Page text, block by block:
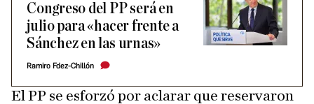
Congreso del PP será en
julio para «hacer frente a
Sánchez en las urnas»
Ramiro Fdez-Chillón
El PP se esforzó por aclarar que reservaron